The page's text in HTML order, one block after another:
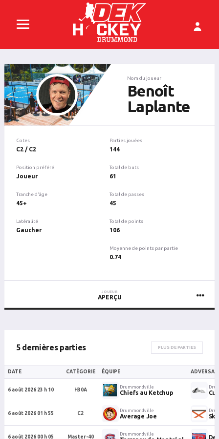
Nom du joueur
Benoît
Laplante
Cotes
C2 / C2
Position préféré
Joueur
Tranche d'âge
45+
Latéralité
Gaucher
Parties jouées
144
Total de buts
61
Total de passes
45
Total de points
106
Moyenne de points par partie
0.74
JOUEUR
APERÇU
5 dernières parties PLUS DE PARTIES
DATE CATÉGORIE ÉQUIPE
6 août 2026 23 h 10 H30A
Drummondville
Chiefs au Ketchup
6 août 2026 01 h 55 C2
Drummondville
Average Joe
6 août 2026 00 h 05 Master-40
Drummondville